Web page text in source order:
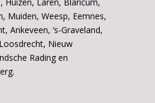
Muiden, Weesp, Eemnes,
Ankeveen, ‘s-Graveland,
Nieuw
Rading en